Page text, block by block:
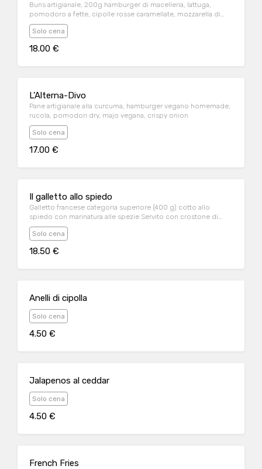
Buns artigianale, 200g hamburger di macelleria, lattuga,
pomodoro a fette, cipolle rosse caramellate, mozzarella di
bufala campana, nduja di Spilinga, majo affumicata
Solo cena
18.00 €
L’Alterna-Divo
Pane artigianale alla curcuma, hamburger vegano homemade,
rucola, pomodori dry, majo vegana, crispy onion
Solo cena
17.00 €
Il galletto allo spiedo
Galletto francese categoria superiore (400 g) cotto allo
spiedo con marinatura alle spezie Servito con crostone di
pane al burro aromatico e patatine fritte rustiche
Solo cena
18.50 €
Anelli di cipolla
Solo cena
4.50 €
Jalapenos al ceddar
Solo cena
4.50 €
French Fries